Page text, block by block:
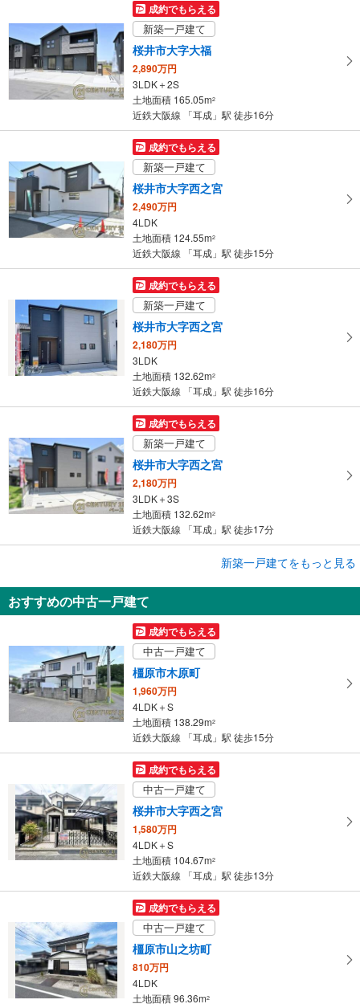
け
取
る
・
イ
ペ
ー
ジ
存
る
成約でもらえる
新築一戸建て
桜井市大字大福
2,890万円
3LDK＋2S
土地面積 165.05m2
近鉄大阪線 「耳成」駅 徒歩16分
成約でもらえる
新築一戸建て
桜井市大字西之宮
2,490万円
4LDK
土地面積 124.55m2
近鉄大阪線 「耳成」駅 徒歩15分
成約でもらえる
新築一戸建て
桜井市大字西之宮
2,180万円
3LDK
土地面積 132.62m2
近鉄大阪線 「耳成」駅 徒歩16分
成約でもらえる
新築一戸建て
桜井市大字西之宮
2,180万円
3LDK＋3S
土地面積 132.62m2
近鉄大阪線 「耳成」駅 徒歩17分
橿原市常盤町
3,780万円
4LDK
土地面積 165.38m
近鉄大阪線 「耳成」駅 徒歩7分
新築一戸建てをもっと見る
おすすめの中古一戸建て
成約でもらえる
中古一戸建て
橿原市木原町
1,960万円
4LDK＋S
土地面積 138.29m2
近鉄大阪線 「耳成」駅 徒歩15分
成約でもらえる
中古一戸建て
桜井市大字西之宮
1,580万円
4LDK＋S
土地面積 104.67m2
近鉄大阪線 「耳成」駅 徒歩13分
成約でもらえる
中古一戸建て
橿原市山之坊町
810万円
4LDK
土地面積 96.36m2